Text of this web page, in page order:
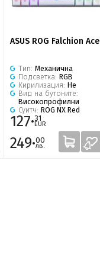
ASUS ROG Falchion Ace
Тип: Механична
Подсветка: RGB
Кирилизация: Не
Вид на бутоните:
Високопрофилни
Суитч: ROG NX Red
127·31
EUR
249·00
лв.